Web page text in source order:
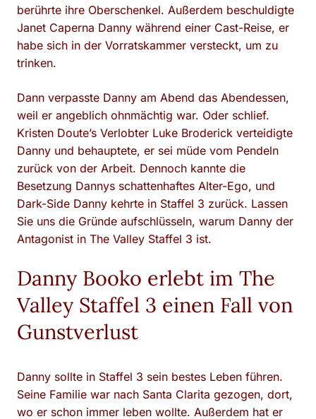
berührte ihre Oberschenkel. Außerdem beschuldigte
Janet Caperna Danny während einer Cast-Reise, er
habe sich in der Vorratskammer versteckt, um zu
trinken.
Dann verpasste Danny am Abend das Abendessen,
weil er angeblich ohnmächtig war. Oder schlief.
Kristen Doute’s Verlobter Luke Broderick verteidigte
Danny und behauptete, er sei müde vom Pendeln
zurück von der Arbeit. Dennoch kannte die
Besetzung Dannys schattenhaftes Alter-Ego, und
Dark-Side Danny kehrte in Staffel 3 zurück. Lassen
Sie uns die Gründe aufschlüsseln, warum Danny der
Antagonist in The Valley Staffel 3 ist.
Danny Booko erlebt im The
Valley Staffel 3 einen Fall von
Gunstverlust
Danny sollte in Staffel 3 sein bestes Leben führen.
Seine Familie war nach Santa Clarita gezogen, dort,
wo er schon immer leben wollte. Außerdem hat er